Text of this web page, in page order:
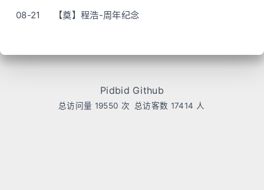
08-21 【奠】程浩-周年纪念
Pidbid Github
总访问量 19550 次 总访客数 17414 人